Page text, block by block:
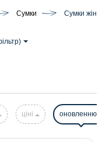
Сумки Сумки
ціні оновленню